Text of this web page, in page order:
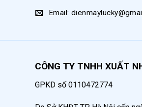
Email:
CÔNG TY TNHH XUẤT
GPKD số 0110472774